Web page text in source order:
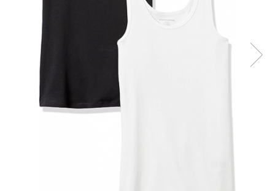
Curatenie si intretinere
Decoratiuni
Gradinarit
Hobby-uri creative
Iluminat & Electrice
Jaluzele
Kit-uri automatizari porti si usi